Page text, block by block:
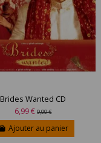
Brides Wanted CD
6,99 €9,99 €
Ajouter au panier